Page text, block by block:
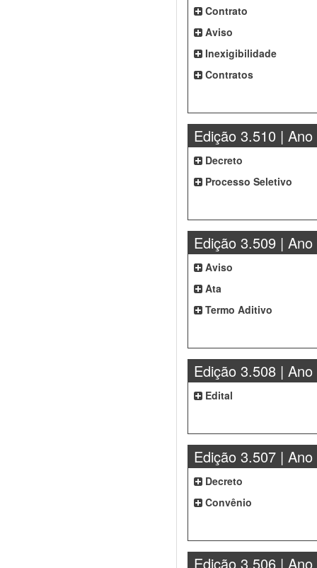
Contrato
Aviso
Inexigibilidade
Contratos
Edição 3.510 | Ano
Decreto
Processo Seletivo
Edição 3.509 | Ano
Aviso
Ata
Termo Aditivo
Edição 3.508 | Ano
Edital
Edição 3.507 | Ano
Decreto
Convênio
Edição 3.506 | Ano